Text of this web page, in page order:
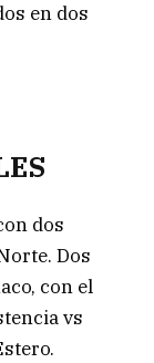
en dos
dos
Dos
con el
vs